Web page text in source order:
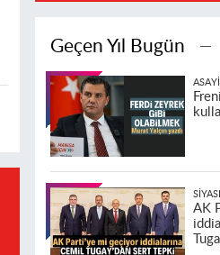
Geçen Yıl Bugün
AK